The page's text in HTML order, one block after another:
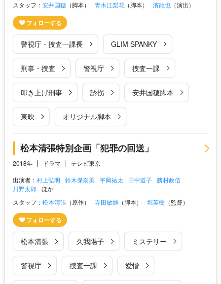
スタッフ： 安井国穂 （脚本） 青木江梨花 （脚本） 濱龍也 （演出）
警視庁・捜査一課長 GLIM SPANKY
刑事・捜査 警視庁 捜査一課
叩き上げ刑事 誘拐 安井国穂脚本
東映 オリジナル脚本
松本清張特別企画「犯罪の回送」
2018年 ドラマ
テレビ東京
出演者： 村上弘明 鈴木保奈美 平岡祐太 田中道子
勝村政信
川野太郎 ほか
スタッフ： 松本清張 （原作） 寺田敏雄 （脚本） 堀英樹 （監督）
松本清張 久我陽子 ミステリー
警視庁 捜査一課 愛憎